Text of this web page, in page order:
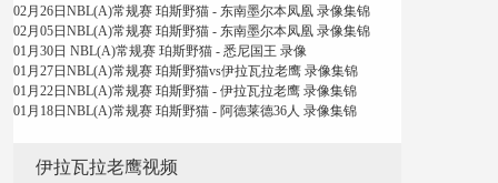
02月26日NBL(A)常规赛 珀斯野猫 - 东南墨尔本凤凰 录像集锦
02月05日NBL(A)常规赛 珀斯野猫 - 东南墨尔本凤凰 录像集锦
01月30日 NBL(A)常规赛 珀斯野猫 - 悉尼国王 录像
01月27日NBL(A)常规赛 珀斯野猫vs伊拉瓦拉老鹰 录像集锦
01月22日NBL(A)常规赛 珀斯野猫 - 伊拉瓦拉老鹰 录像集锦
01月18日NBL(A)常规赛 珀斯野猫 - 阿德莱德36人 录像集锦
伊拉瓦拉老鹰视频